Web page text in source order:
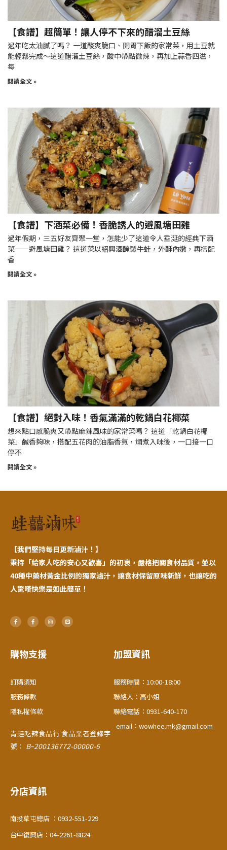
【食譜】超簡單！讓人停不下來的醋溜土豆絲
過年吃太油膩了嗎？ 一道酸爽脆口、開胃下飯的家常菜，用土豆就
能輕鬆完成～這道醋溜土豆絲，酸中帶點微辣，再加上蒜香四溢，
每
閱讀全文 »
【食譜】下酒菜必備！香脆誘人的避風塘田雞
過年假期，三五好友齊聚一堂，怎能少了這道令人垂涎的經典下酒
菜——避風塘田雞？ 這道菜以紹興酒醃製牛蛙，外酥內嫩，再搭配
香
閱讀全文 »
【食譜】絕對入味！香氣滿滿的乾鍋白花椰菜
想來點口感脆爽又帶點麻辣風味的家常菜嗎？ 這道「乾鍋白花椰
菜」鹹香夠味，搭配五花肉的油脂香氣，燜煮入味後，一口接一口
停不
閱讀全文 »
【我們堅持每日更新滷汁！】
秉持「給家人吃的安心又歡喜」的初衷，嚴格把關食材品質，並以
40種中藥材黃金比例的獨家滷汁，讓食材保留原味新鮮，也讓吃的
人驚嘆快樂是如此簡單！
F
a
c
k
-
F
a
c
k
-
I
n
s
L
i
n
購物支援
訂購須知
服務條款
隱私權條款
青蛙吃辣食品行 食品業者登錄字
號： B–200136772-00000-6
加盟資訊
服務時間：10:00-18:00
聯絡人：高小姐
聯絡電話：0931-640-170
email：wowhee.mk@gmail.com
分店資訊
南投草屯總店 ：0932-551-229
台中復興店：04-2261-8824